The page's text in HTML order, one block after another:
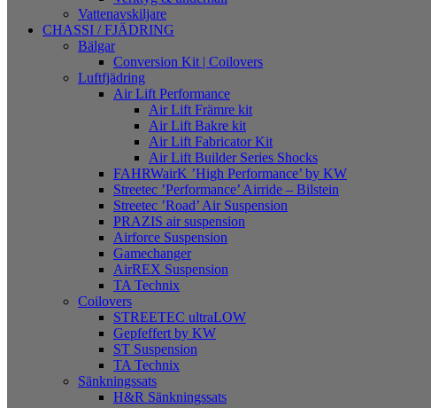
Vattenavskiljare
CHASSI / FJÄDRING
Bälgar
Conversion Kit | Coilovers
Luftfjädring
Air Lift Performance
Air Lift Främre kit
Air Lift Bakre kit
Air Lift Fabricator Kit
Air Lift Builder Series Shocks
FAHRWairK ’High Performance’ by KW
Streetec ’Performance’ Airride – Bilstein
Streetec ’Road’ Air Suspension
PRAZIS air suspension
Airforce Suspension
Gamechanger
AirREX Suspension
TA Technix
Coilovers
STREETEC ultraLOW
Gepfeffert by KW
ST Suspension
TA Technix
Sänkningssats
H&R Sänkningssats